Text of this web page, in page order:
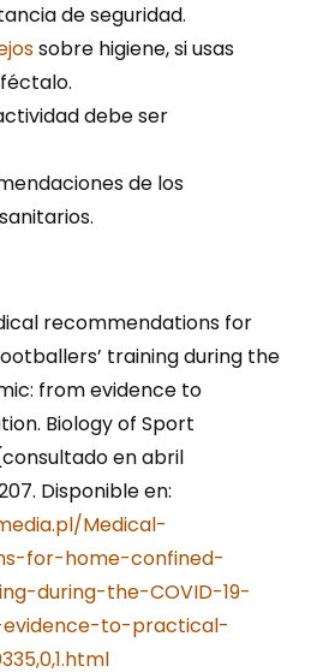
de seguridad.
sobre higiene, si usas
debe ser
de los
recommendations for
training during the
from evidence to
Biology of Sport
en abril
Disponible en:
Medical-
for-home-confined-
during-the-COVID-19-
to-practical-